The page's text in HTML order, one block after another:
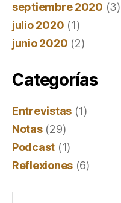
septiembre 2020 (3)
julio 2020 (1)
junio 2020 (2)
Categorías
Entrevistas (1)
Notas(29)
Podcast (1)
Reflexiones (6)